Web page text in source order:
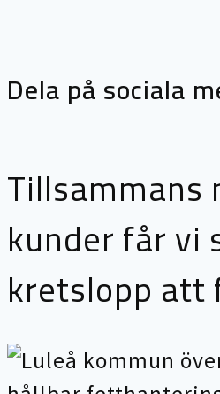
Dela på sociala
Tillsammans
kunder får vi
kretslopp att